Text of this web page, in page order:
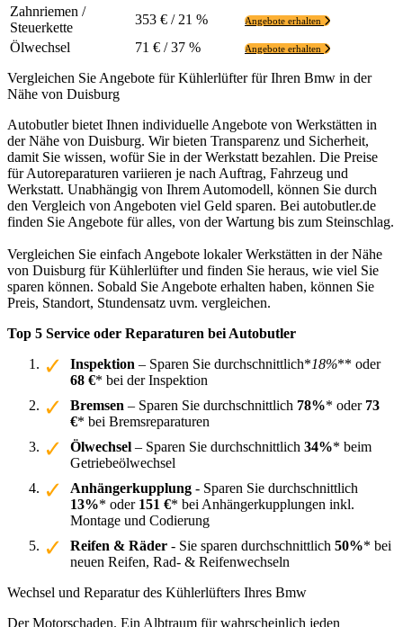
Zahnriemen /
Steuerkette
353 € / 21 % Angebote erhalten
Ölwechsel 71 € / 37 % Angebote erhalten
Vergleichen Sie Angebote für Kühlerlüfter für Ihren Bmw in der
Nähe von Duisburg
Autobutler bietet Ihnen individuelle Angebote von Werkstätten in
der Nähe von Duisburg. Wir bieten Transparenz und Sicherheit,
damit Sie wissen, wofür Sie in der Werkstatt bezahlen. Die Preise
für Autoreparaturen variieren je nach Auftrag, Fahrzeug und
Werkstatt. Unabhängig von Ihrem Automodell, können Sie durch
den Vergleich von Angeboten viel Geld sparen. Bei autobutler.de
finden Sie Angebote für alles, von der Wartung bis zum Steinschlag.
Vergleichen Sie einfach Angebote lokaler Werkstätten in der Nähe
von Duisburg für Kühlerlüfter und finden Sie heraus, wie viel Sie
sparen können. Sobald Sie Angebote erhalten haben, können Sie
Preis, Standort, Stundensatz uvm. vergleichen.
Top 5 Service oder Reparaturen bei Autobutler
Inspektion – Sparen Sie durchschnittlich*18%** oder
68 €* bei der Inspektion
Bremsen – Sparen Sie durchschnittlich 78%* oder 73
€* bei Bremsreparaturen
Ölwechsel – Sparen Sie durchschnittlich 34%* beim
Getriebeölwechsel
Anhängerkupplung - Sparen Sie durchschnittlich
13%* oder 151 €* bei Anhängerkupplungen inkl.
Montage und Codierung
Reifen & Räder - Sie sparen durchschnittlich 50%* bei
neuen Reifen, Rad- & Reifenwechseln
Wechsel und Reparatur des Kühlerlüfters Ihres Bmw
Der Motorschaden. Ein Albtraum für wahrscheinlich jeden